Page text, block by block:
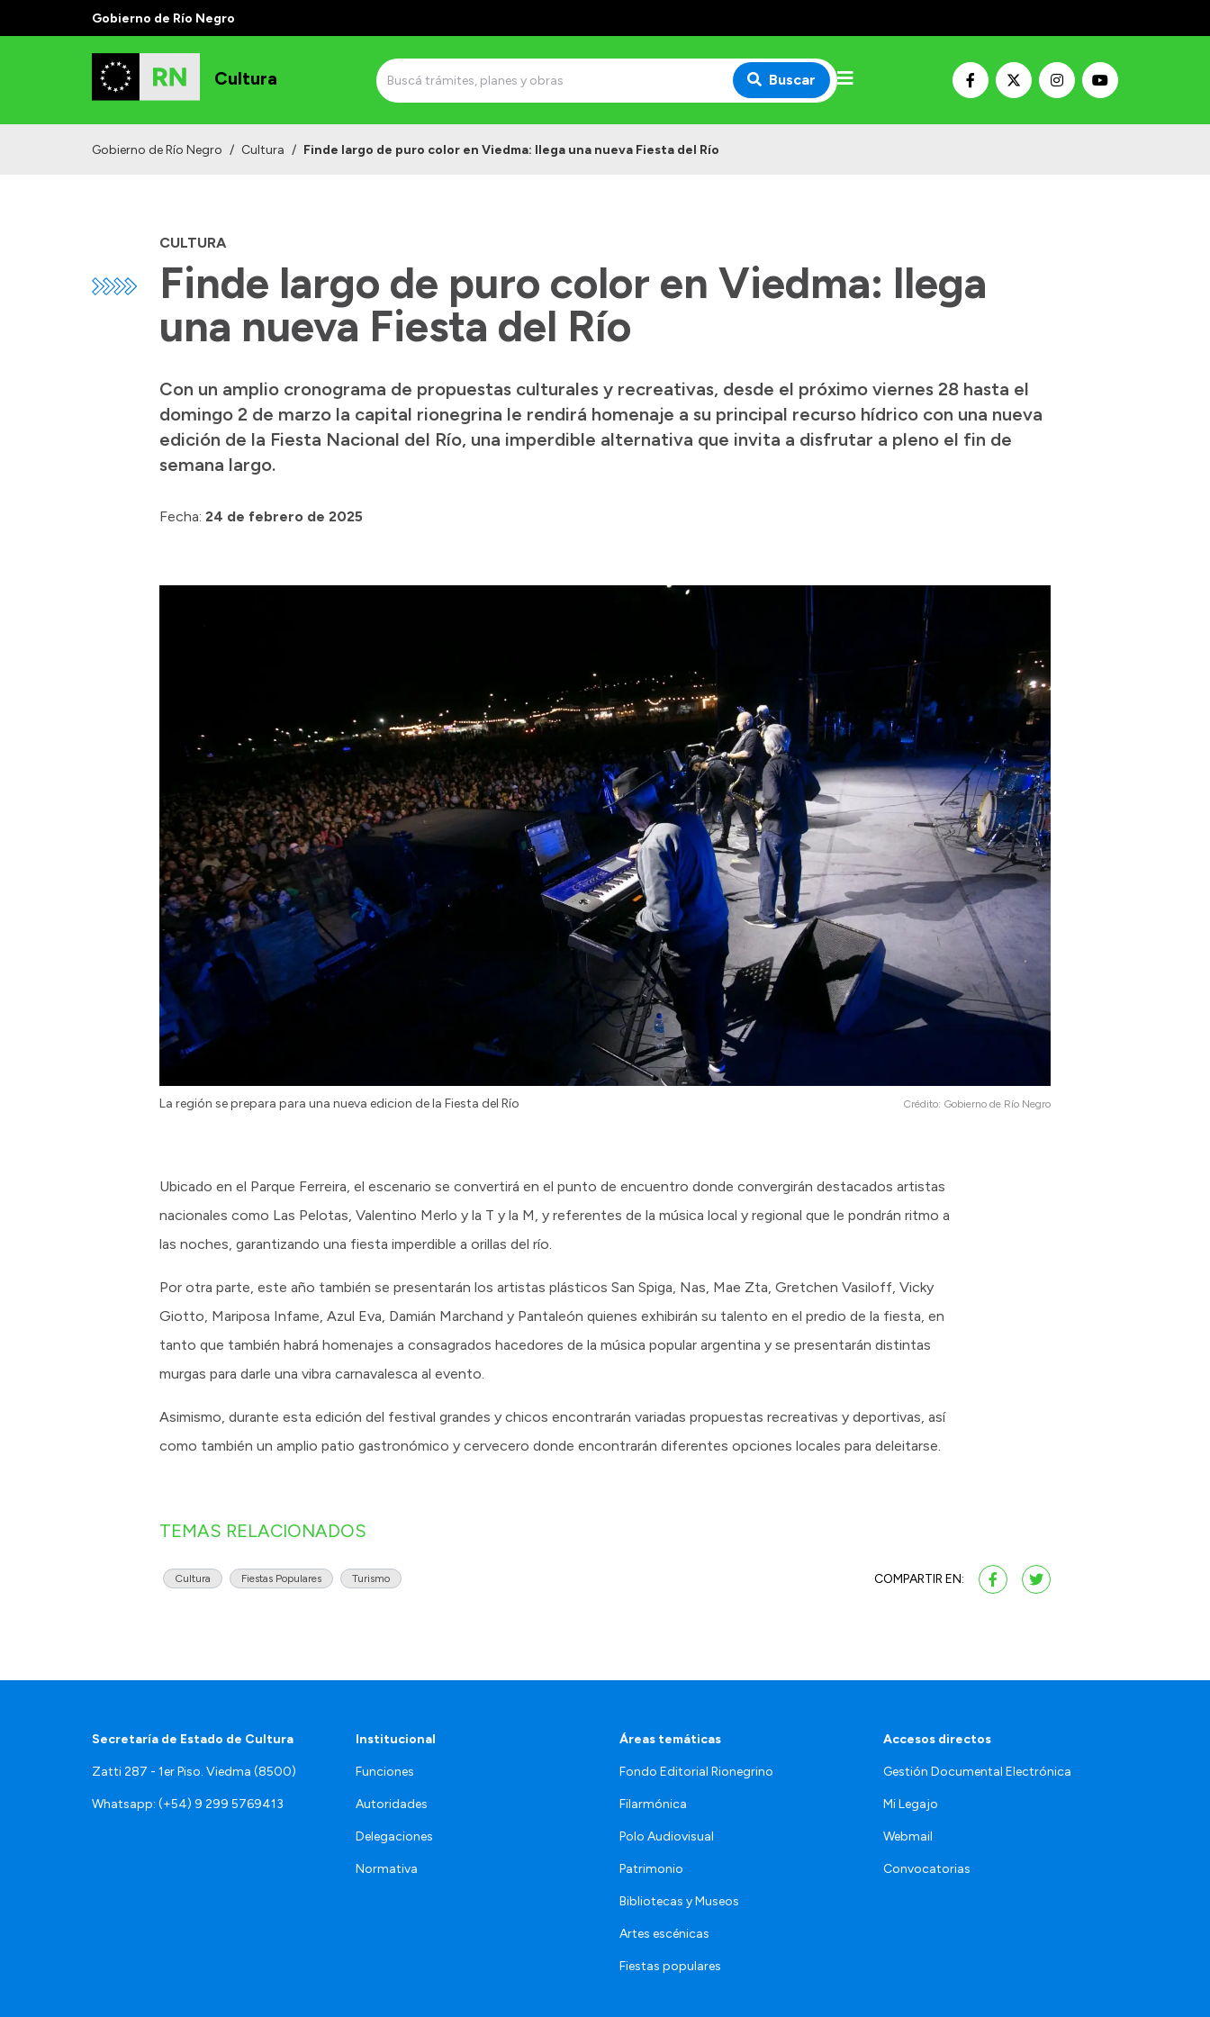
Gobierno de Río Negro
Cultura Buscar
Gobierno de Río Negro / Cultura / Finde largo de puro color en Viedma: llega una nueva Fiesta del Río
CULTURA
Finde largo de puro color en Viedma: llega
una nueva Fiesta del Río
Con un amplio cronograma de propuestas culturales y recreativas, desde el próximo viernes 28 hasta el
domingo 2 de marzo la capital rionegrina le rendirá homenaje a su principal recurso hídrico con una nueva
edición de la Fiesta Nacional del Río, una imperdible alternativa que invita a disfrutar a pleno el fin de
semana largo.
Fecha: 24 de febrero de 2025
La región se prepara para una nueva edicion de la Fiesta del Río Crédito: Gobierno de Río Negro
Ubicado en el Parque Ferreira, el escenario se convertirá en el punto de encuentro donde convergirán destacados artistas
nacionales como Las Pelotas, Valentino Merlo y la T y la M, y referentes de la música local y regional que le pondrán ritmo a
las noches, garantizando una fiesta imperdible a orillas del río.
Por otra parte, este año también se presentarán los artistas plásticos San Spiga, Nas, Mae Zta, Gretchen Vasiloff, Vicky
Giotto, Mariposa Infame, Azul Eva, Damián Marchand y Pantaleón quienes exhibirán su talento en el predio de la fiesta, en
tanto que también habrá homenajes a consagrados hacedores de la música popular argentina y se presentarán distintas
murgas para darle una vibra carnavalesca al evento.
Asimismo, durante esta edición del festival grandes y chicos encontrarán variadas propuestas recreativas y deportivas, así
como también un amplio patio gastronómico y cervecero donde encontrarán diferentes opciones locales para deleitarse.
TEMAS RELACIONADOS
Cultura Fiestas Populares Turismo COMPARTIR EN:
Secretaría de Estado de Cultura
Zatti 287 - 1er Piso. Viedma (8500)
Whatsapp: (+54) 9 299 5769413
Institucional
Funciones
Autoridades
Delegaciones
Normativa
Áreas temáticas
Fondo Editorial Rionegrino
Filarmónica
Polo Audiovisual
Patrimonio
Bibliotecas y Museos
Artes escénicas
Fiestas populares
Accesos directos
Gestión Documental Electrónica
Mi Legajo
Webmail
Convocatorias